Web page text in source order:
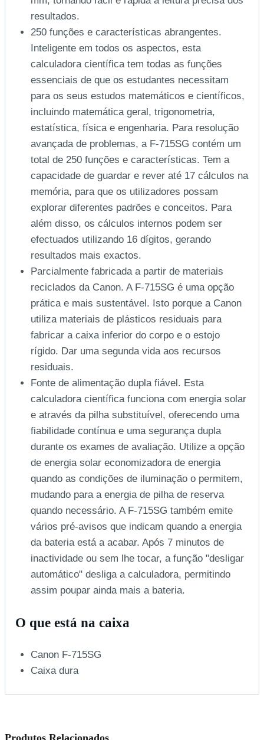
resultados.
250 funções e características abrangentes.
Inteligente em todos os aspectos, esta
calculadora científica tem todas as funções
essenciais de que os estudantes necessitam
para os seus estudos matemáticos e científicos,
incluindo matemática geral, trigonometria,
estatística, física e engenharia. Para resolução
avançada de problemas, a F-715SG contém um
total de 250 funções e características. Tem a
capacidade de guardar e rever até 17 cálculos na
memória, para que os utilizadores possam
explorar diferentes padrões e conceitos. Para
além disso, os cálculos internos podem ser
efectuados utilizando 16 dígitos, gerando
resultados mais exactos.
Parcialmente fabricada a partir de materiais
reciclados da Canon. A F-715SG é uma opção
prática e mais sustentável. Isto porque a Canon
utiliza materiais de plásticos residuais para
fabricar a caixa inferior do corpo e o estojo
rígido. Dar uma segunda vida aos recursos
residuais.
Fonte de alimentação dupla fiável. Esta
calculadora científica funciona com energia solar
e através da pilha substituível, oferecendo uma
fiabilidade contínua e uma segurança dupla
durante os exames de avaliação. Utilize a opção
de energia solar economizadora de energia
quando as condições de iluminação o permitem,
mudando para a energia de pilha de reserva
quando necessário. A F-715SG também emite
vários pré-avisos que indicam quando a energia
da bateria está a acabar. Após 7 minutos de
inactividade ou sem lhe tocar, a função "desligar
automático" desliga a calculadora, permitindo
assim poupar ainda mais a bateria.
O que está na caixa
Canon F-715SG
Caixa dura
Produtos Relacionados